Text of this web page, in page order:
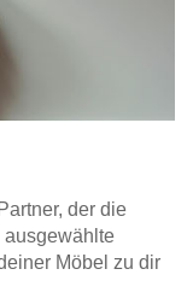
der die
ausgewählte
Möbel zu dir